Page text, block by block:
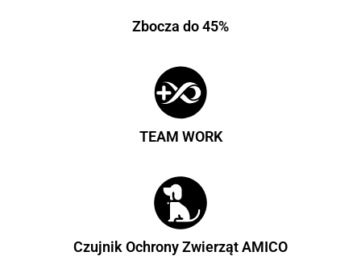
Zbocza do 45%
TEAM WORK
Czujnik Ochrony Zwierząt AMICO